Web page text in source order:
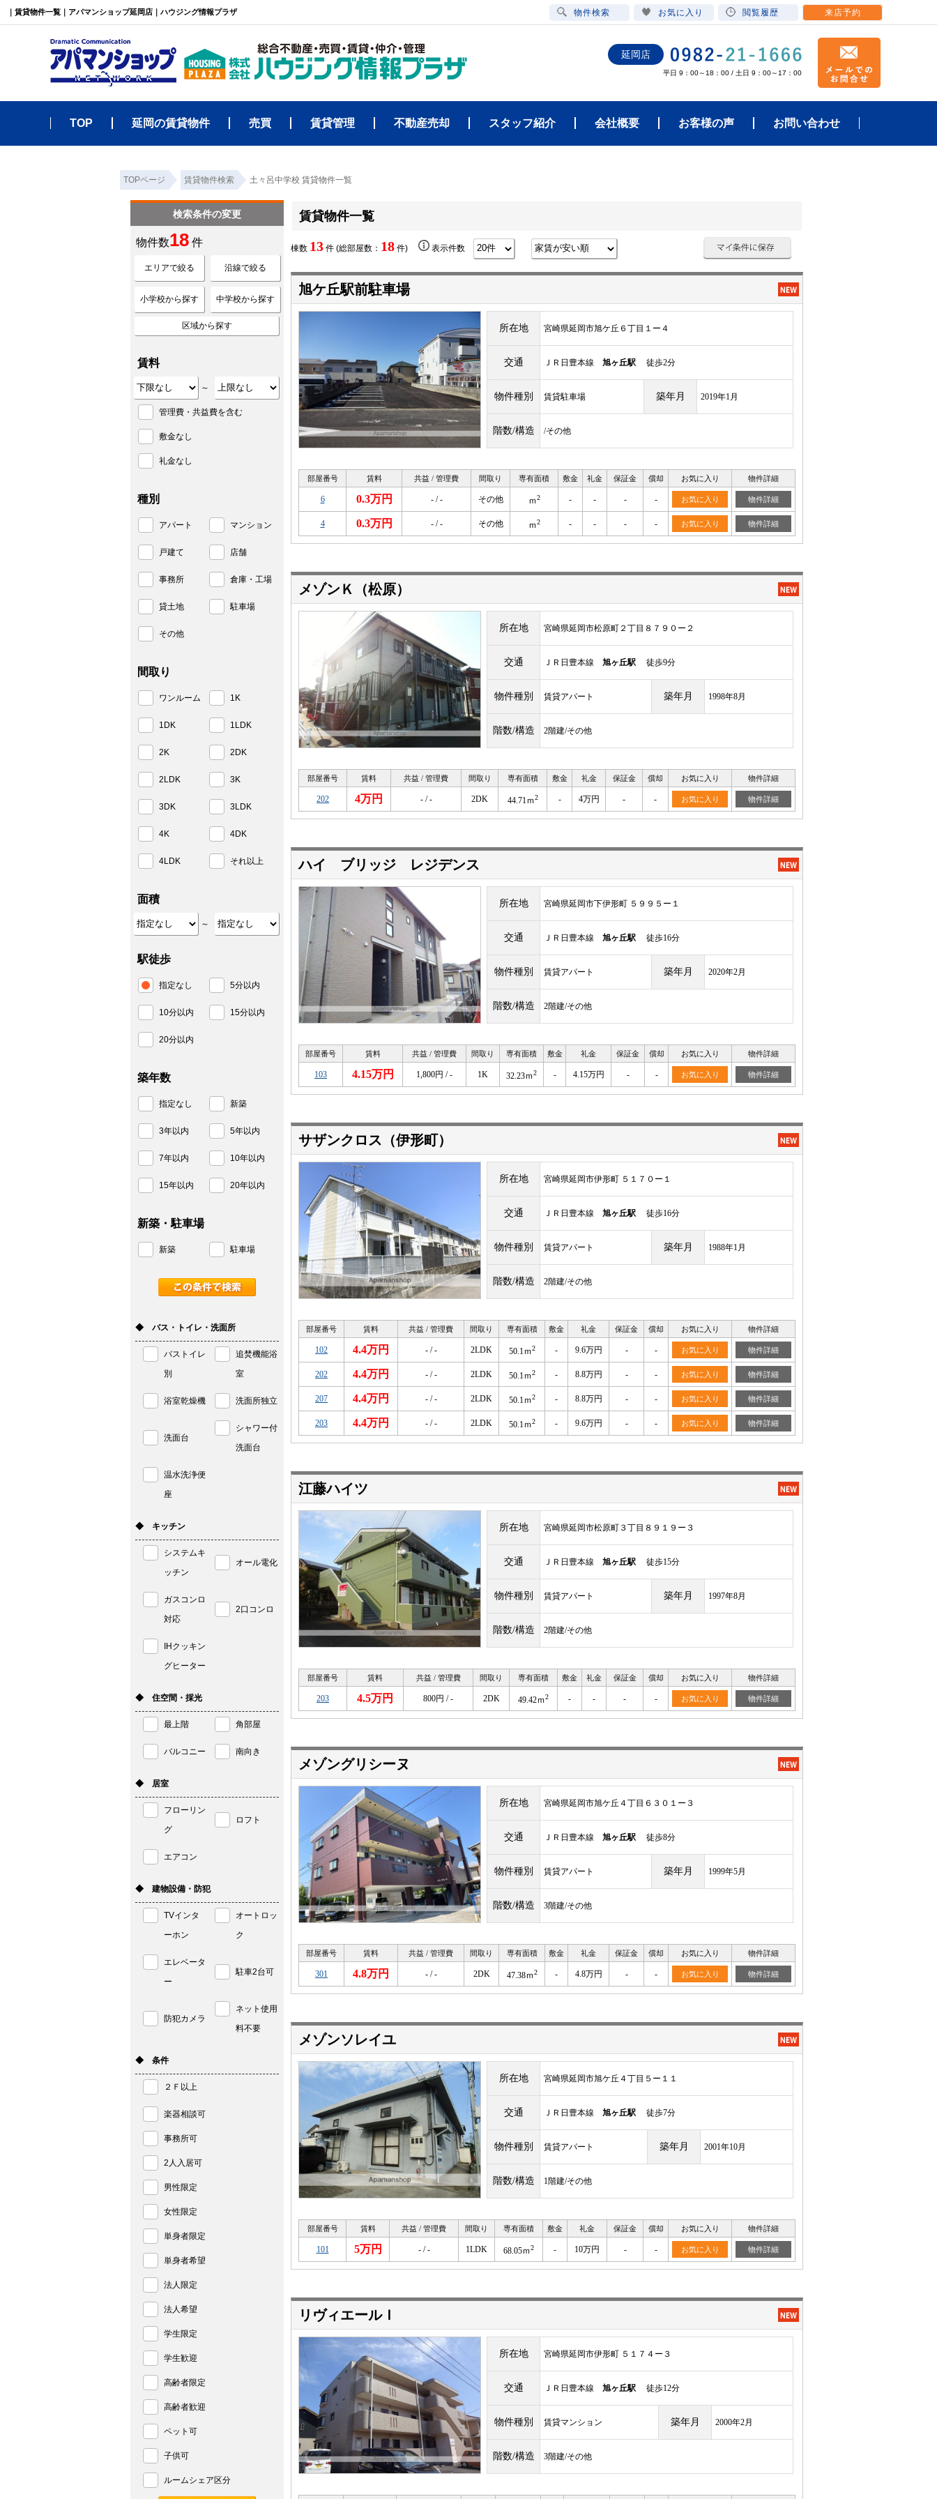
｜賃貸物件一覧｜アパマンショップ延岡店｜ハウジング情報プラザ
延岡店
平日 9：00～18：00 / 土日 9：00～17：00
TOP 延岡の賃貸物件 売買 賃貸管理 不動産売却 スタッフ紹介 会社概要 お客様の声 お問い合わせ
TOPページ 賃貸物件検索 土々呂中学校 賃貸物件一覧
賃貸物件一覧
棟数 13 件 (総部屋数： 18 件) 表示件数
旭ケ丘駅前駐車場
所在地 宮崎県延岡市旭ケ丘６丁目１ー４
交通 ＪＲ日豊本線 旭ヶ丘駅 徒歩2分
物件種別 賃貸駐車場 築年月 2019年1月
階数/構造 /その他
部屋番号 賃料 共益 / 管理費 間取り 専有面積 敷金 礼金 保証金 償却 お気に入り 物件詳細
6 0.3万円 - / - その他 ｍ2 - - - - お気に入り 物件詳細
4 0.3万円 - / - その他 ｍ2 - - - - お気に入り 物件詳細
メゾンＫ（松原）
所在地 宮崎県延岡市松原町２丁目８７９０ー２
交通 ＪＲ日豊本線 旭ヶ丘駅 徒歩9分
物件種別 賃貸アパート 築年月 1998年8月
階数/構造 2階建/その他
部屋番号 賃料 共益 / 管理費 間取り 専有面積 敷金 礼金 保証金 償却 お気に入り 物件詳細
202 4万円 - / - 2DK 44.71ｍ2 - 4万円 - - お気に入り 物件詳細
ハイ ブリッジ レジデンス
所在地 宮崎県延岡市下伊形町 ５９９５ー１
交通 ＪＲ日豊本線 旭ヶ丘駅 徒歩16分
物件種別 賃貸アパート 築年月 2020年2月
階数/構造 2階建/その他
部屋番号 賃料 共益 / 管理費 間取り 専有面積 敷金 礼金 保証金 償却 お気に入り 物件詳細
103 4.15万円 1,800円 / - 1K 32.23ｍ2 - 4.15万円 - - お気に入り 物件詳細
サザンクロス（伊形町）
所在地 宮崎県延岡市伊形町 ５１７０ー１
交通 ＪＲ日豊本線 旭ヶ丘駅 徒歩16分
物件種別 賃貸アパート 築年月 1988年1月
階数/構造 2階建/その他
部屋番号 賃料 共益 / 管理費 間取り 専有面積 敷金 礼金 保証金 償却 お気に入り 物件詳細
102 4.4万円 - / - 2LDK 50.1ｍ2 - 9.6万円 - - お気に入り 物件詳細
202 4.4万円 - / - 2LDK 50.1ｍ2 - 8.8万円 - - お気に入り 物件詳細
207 4.4万円 - / - 2LDK 50.1ｍ2 - 8.8万円 - - お気に入り 物件詳細
203 4.4万円 - / - 2LDK 50.1ｍ2 - 9.6万円 - - お気に入り 物件詳細
江藤ハイツ
所在地 宮崎県延岡市松原町３丁目８９１９ー３
交通 ＪＲ日豊本線 旭ヶ丘駅 徒歩15分
物件種別 賃貸アパート 築年月 1997年8月
階数/構造 2階建/その他
部屋番号 賃料 共益 / 管理費 間取り 専有面積 敷金 礼金 保証金 償却 お気に入り 物件詳細
203 4.5万円 800円 / - 2DK 49.42ｍ2 - - - - お気に入り 物件詳細
メゾングリシーヌ
所在地 宮崎県延岡市旭ケ丘４丁目６３０１ー３
交通 ＪＲ日豊本線 旭ヶ丘駅 徒歩8分
物件種別 賃貸アパート 築年月 1999年5月
階数/構造 3階建/その他
部屋番号 賃料 共益 / 管理費 間取り 専有面積 敷金 礼金 保証金 償却 お気に入り 物件詳細
301 4.8万円 - / - 2DK 47.38ｍ2 - 4.8万円 - - お気に入り 物件詳細
メゾンソレイユ
所在地 宮崎県延岡市旭ケ丘４丁目５ー１１
交通 ＪＲ日豊本線 旭ヶ丘駅 徒歩7分
物件種別 賃貸アパート 築年月 2001年10月
階数/構造 1階建/その他
部屋番号 賃料 共益 / 管理費 間取り 専有面積 敷金 礼金 保証金 償却 お気に入り 物件詳細
101 5万円 - / - 1LDK 68.05ｍ2 - 10万円 - - お気に入り 物件詳細
リヴィエールＩ
所在地 宮崎県延岡市伊形町 ５１７４ー３
交通 ＪＲ日豊本線 旭ヶ丘駅 徒歩12分
物件種別 賃貸マンション 築年月 2000年2月
階数/構造 3階建/その他
検索条件の変更
物件数18 件
エリアで絞る 沿線で絞る
小学校から探す 中学校から探す
区域から探す
賃料
～
管理費・共益費を含む
敷金なし
礼金なし
種別
アパート マンション
戸建て 店舗
事務所 倉庫・工場
貸土地 駐車場
その他
間取り
ワンルーム 1K
1DK 1LDK
2K 2DK
2LDK 3K
3DK 3LDK
4K 4DK
4LDK それ以上
面積
～
駅徒歩
指定なし 5分以内
10分以内 15分以内
20分以内
築年数
指定なし 新築
3年以内 5年以内
7年以内 10年以内
15年以内 20年以内
新築・駐車場
新築 駐車場
◆ バス・トイレ・洗面所
バストイレ
別
追焚機能浴
室
浴室乾燥機 洗面所独立
洗面台
シャワー付
洗面台
温水洗浄便
座
◆ キッチン
システムキ
ッチン
オール電化
ガスコンロ
対応
2口コンロ
IHクッキン
グヒーター
◆ 住空間・採光
最上階 角部屋
バルコニー 南向き
◆ 居室
フローリン
グ
ロフト
エアコン
◆ 建物設備・防犯
TVインタ
ーホン
オートロッ
ク
エレベータ
ー
駐車2台可
防犯カメラ
ネット使用
料不要
◆ 条件
２Ｆ以上
楽器相談可
事務所可
2人入居可
男性限定
女性限定
単身者限定
単身者希望
法人限定
法人希望
学生限定
学生歓迎
高齢者限定
高齢者歓迎
ペット可
子供可
ルームシェア区分
物件検索 お気に入り 閲覧履歴 来店予約